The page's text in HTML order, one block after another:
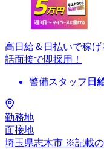
高日給＆日払いで稼
話面接で即採用！
警備スタッフ 日
勤務地
面接地
埼玉県志木市 ※記載